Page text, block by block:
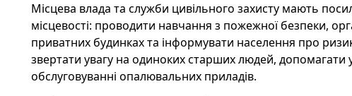
Місцева влада та служби цивільного захисту мають
місцевості: проводити навчання з пожежної безпеки,
приватних будинках та інформувати населення про
звертати увагу на одиноких старших людей, допомагати
обслуговуванні опалювальних приладів.